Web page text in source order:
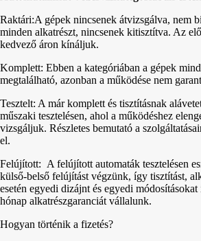
Raktári:A gépek nincsenek átvizsgálva, nem
minden alkatrészt, nincsenek kitisztítva. Az
kedvező áron kínáljuk.
Komplett: Ebben a kategóriában a gépek
megtalálható, azonban a működése nem
Tesztelt: A már komplett és tisztításnak
műszaki tesztelésen, ahol a működéshez
vizsgáljuk. Részletes bemutató a
el.
Felújított: A felújított automaták tesztelésen
külső-belső felújítást végzünk, így tisztítást,
esetén egyedi dizájnt és egyedi
hónap alkatrészgaranciát vállalunk.
Hogyan történik a fizetés?